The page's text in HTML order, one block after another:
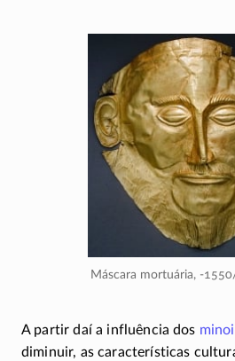
Máscara mortuária, -
A partir daí a influência dos
diminuir, as características